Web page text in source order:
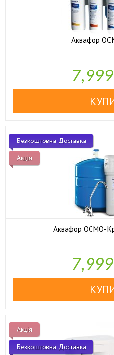
Аквафор
Безкоштовна Доставка
Акція
Аквафор ОСМО-
Акція
Безкоштовна Доставка